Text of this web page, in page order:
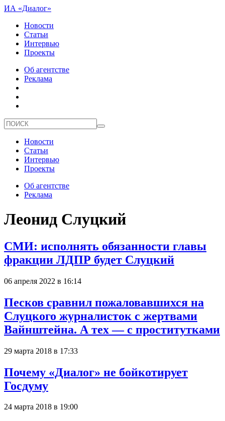
ИА «Диалог»
Новости
Статьи
Интервью
Проекты
Об агентстве
Реклама
Новости
Статьи
Интервью
Проекты
Об агентстве
Реклама
Леонид Слуцкий
СМИ: исполнять обязанности главы
фракции ЛДПР будет Слуцкий
06 апреля 2022 в 16:14
Песков сравнил пожаловавшихся на
Слуцкого журналисток с жертвами
Вайнштейна. А тех — с проститутками
29 марта 2018 в 17:33
Почему «Диалог» не бойкотирует
Госдуму
24 марта 2018 в 19:00